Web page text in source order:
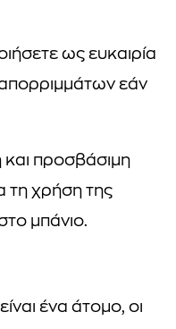
ως ευκαιρία
εάν
και προσβάσιμη
τη χρήση της
μπάνιο.
ένα άτομο, οι